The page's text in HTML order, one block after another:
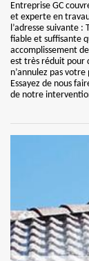
Entreprise GC
et experte en
l’adresse suivante
fiable et suffisante
accomplissement
est très réduit pour
n’annulez pas
Essayez de nous
de notre